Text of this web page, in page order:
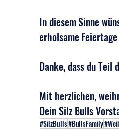
In diesem Sinne
erholsame
Danke, dass du
Mit herzlichen,
Dein Silz Bulls
#SilzBulls#BullsFamily